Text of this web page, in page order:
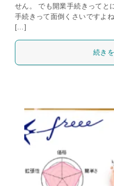
せん。 でも開業手続きってと
手続きって面倒くさいですよ
[…]
続き